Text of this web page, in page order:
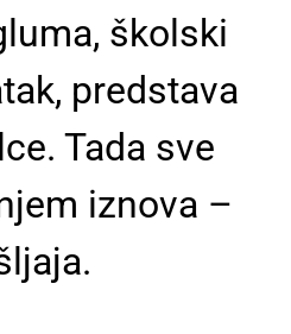
školski
predstava
Tada sve
iznova –